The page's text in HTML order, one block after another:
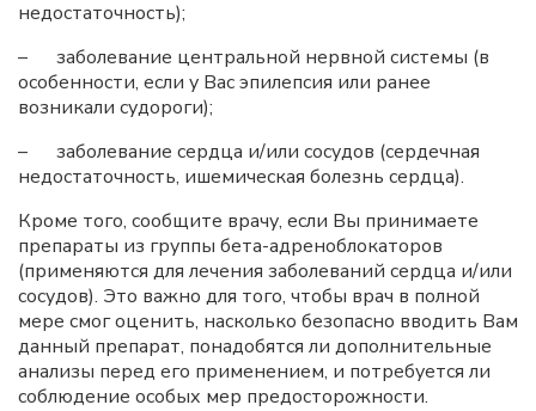
недостаточность);
– заболевание центральной нервной системы (в
особенности, если у Вас эпилепсия или ранее
возникали судороги);
– заболевание сердца и/или сосудов (сердечная
недостаточность, ишемическая болезнь сердца).
Кроме того, сообщите врачу, если Вы принимаете
препараты из группы бета-адреноблокаторов
(применяются для лечения заболеваний сердца и/или
сосудов). Это важно для того, чтобы врач в полной
мере смог оценить, насколько безопасно вводить Вам
данный препарат, понадобятся ли дополнительные
анализы перед его применением, и потребуется ли
соблюдение особых мер предосторожности.